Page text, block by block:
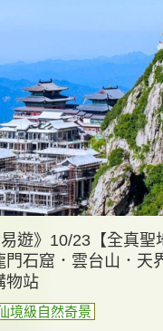
遊》10/23【全真聖
門石窟．雲台山．天
物站
境級自然奇景